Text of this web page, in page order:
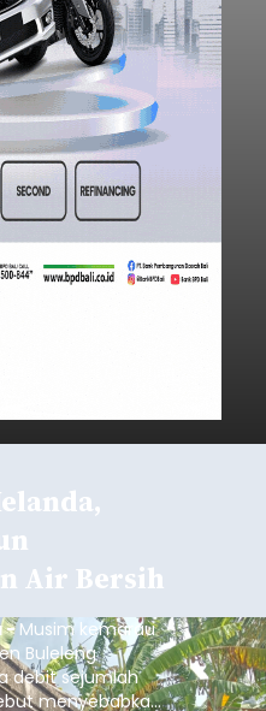
Air Bersih
-Musim kemarau
Buleleng
debit sejumlah
menyebabkan